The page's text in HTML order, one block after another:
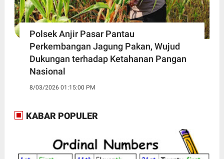
Polsek Anjir Pasar Pantau
Perkembangan Jagung Pakan, Wujud
Dukungan terhadap Ketahanan Pangan
Nasional
8/03/2026 01:15:00 PM
KABAR POPULER